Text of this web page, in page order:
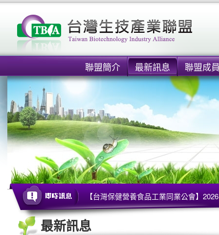
聯盟簡介 最新訊息 聯盟成
【台灣保健營養食品工業同業公會】
最新訊息